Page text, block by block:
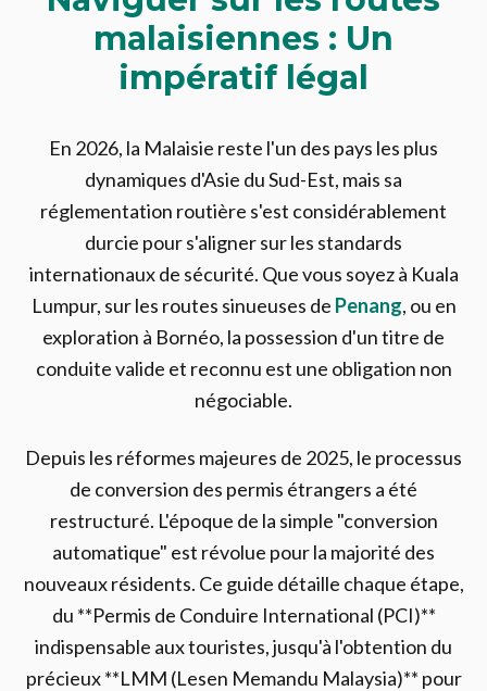
malaisiennes : Un
impératif légal
En 2026, la Malaisie reste l'un des pays les plus
dynamiques d'Asie du Sud-Est, mais sa
réglementation routière s'est considérablement
durcie pour s'aligner sur les standards
internationaux de sécurité. Que vous soyez à Kuala
Lumpur, sur les routes sinueuses de Penang, ou en
exploration à Bornéo, la possession d'un titre de
conduite valide et reconnu est une obligation non
négociable.
Depuis les réformes majeures de 2025, le processus
de conversion des permis étrangers a été
restructuré. L'époque de la simple "conversion
automatique" est révolue pour la majorité des
nouveaux résidents. Ce guide détaille chaque étape,
du **Permis de Conduire International (PCI)**
indispensable aux touristes, jusqu'à l'obtention du
précieux **LMM (Lesen Memandu Malaysia)** pour